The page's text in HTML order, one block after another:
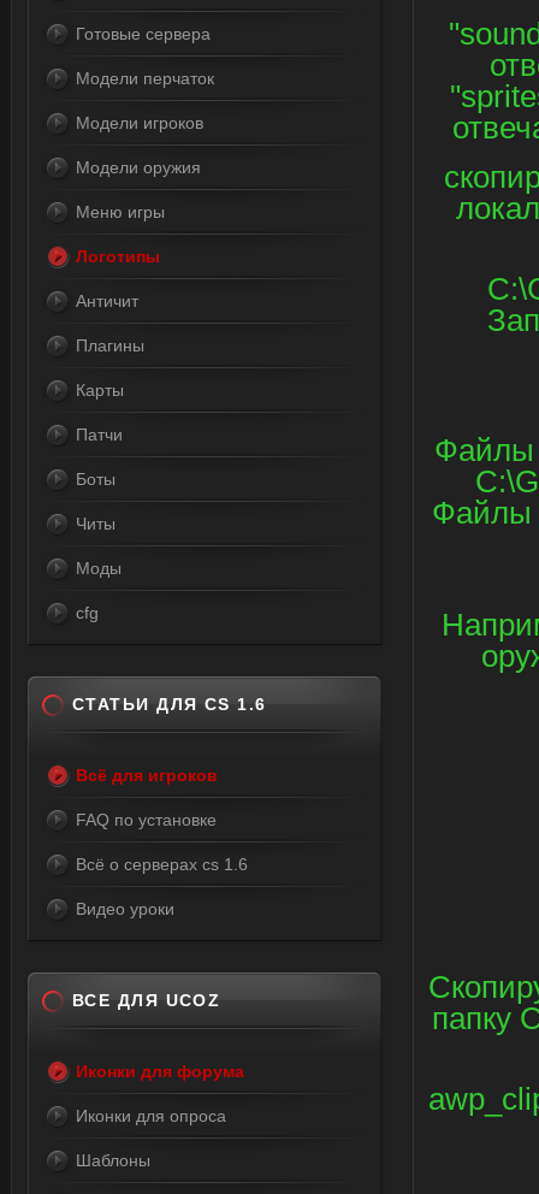
Файлы
Файлы
папку
Готовые сервера
Модели перчаток
Модели игроков
Модели оружия
Меню игры
Логотипы
Античит
Плагины
Карты
Патчи
Боты
Читы
Моды
cfg
СТАТЬИ ДЛЯ CS 1.6
Всё для игроков
FAQ по установке
Всё о серверах cs 1.6
Видео уроки
ВСЕ ДЛЯ UCOZ
Иконки для форума
Иконки для опроса
Шаблоны